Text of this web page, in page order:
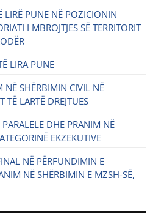
LIRË PUNE NË POZICIONIN
I MBROJTJES SË TERRITORIT
LIRA PUNE
NË SHËRBIMIN CIVIL NË
TË LARTË DREJTUES
PARALELE DHE PRANIM NË
EKZEKUTIVE
NË PËRFUNDIMIN E
NË SHËRBIMIN E MZSH-SË,